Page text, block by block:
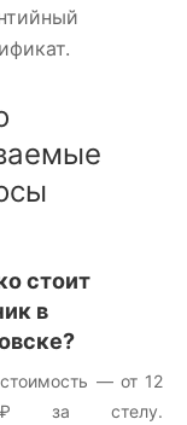
стоит
в
— от 12
за стелу.